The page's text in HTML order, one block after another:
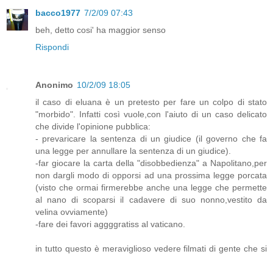
bacco1977 7/2/09 07:43
beh, detto cosi' ha maggior senso
Rispondi
Anonimo 10/2/09 18:05
il caso di eluana è un pretesto per fare un colpo di stato
"morbido". Infatti così vuole,con l'aiuto di un caso delicato
che divide l'opinione pubblica:
- prevaricare la sentenza di un giudice (il governo che fa
una legge per annullare la sentenza di un giudice).
-far giocare la carta della "disobbedienza" a Napolitano,per
non dargli modo di opporsi ad una prossima legge porcata
(visto che ormai firmerebbe anche una legge che permette
al nano di scoparsi il cadavere di suo nonno,vestito da
velina ovviamente)
-fare dei favori aggggratiss al vaticano.
in tutto questo è meraviglioso vedere filmati di gente che si